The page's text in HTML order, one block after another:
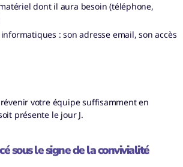
dont il aura besoin (téléphone,
: son adresse email, son accès
votre équipe suffisamment en
présente le jour J.
sous le signe de la convivialité